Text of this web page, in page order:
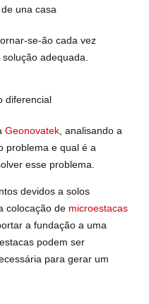
se-ão cada vez
adequada.
Geonovatek , analisando a
problema e qual é a
esse problema.
devidos a solos
colocação de microestacas
a fundação a uma
podem ser
para gerar um